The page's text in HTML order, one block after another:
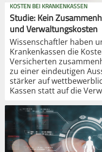
KOSTEN BEI KRANKENKASSEN
Studie: Kein
und Verwaltungskosten
Wissenschaftler haben
Krankenkassen die
Versicherten
zu einer eindeutigen
stärker auf
Kassen statt auf die